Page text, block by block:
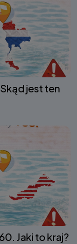
jest ten
Jaki to kraj?